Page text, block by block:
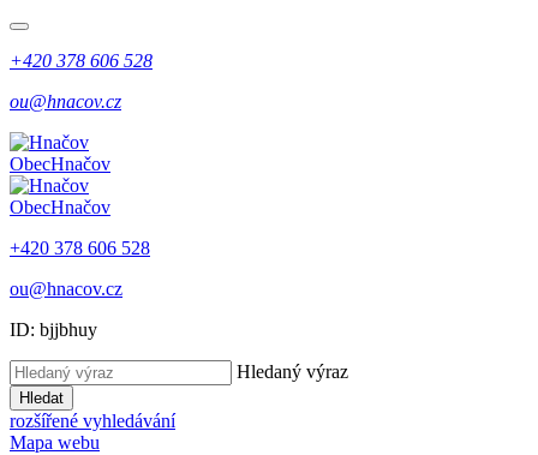
+420 378 606 528
ou@hnacov.cz
ObecHnačov
ObecHnačov
+420 378 606 528
ou@hnacov.cz
ID: bjjbhuy
Hledaný výraz
Hledat
rozšířené vyhledávání
Mapa webu